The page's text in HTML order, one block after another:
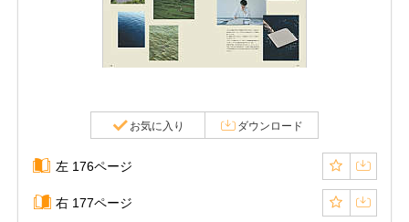
お気に入り ダウンロード
左 176ページ
右 177ページ